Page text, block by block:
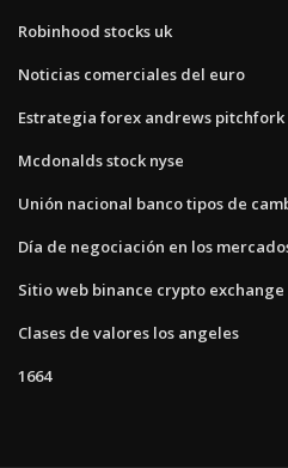
Robinhood stocks uk
Noticias comerciales del euro
Estrategia forex andrews pitchfork
Mcdonalds stock nyse
Unión nacional banco tipos de
Día de negociación en los
Sitio web binance crypto exchange
Clases de valores los angeles
1664